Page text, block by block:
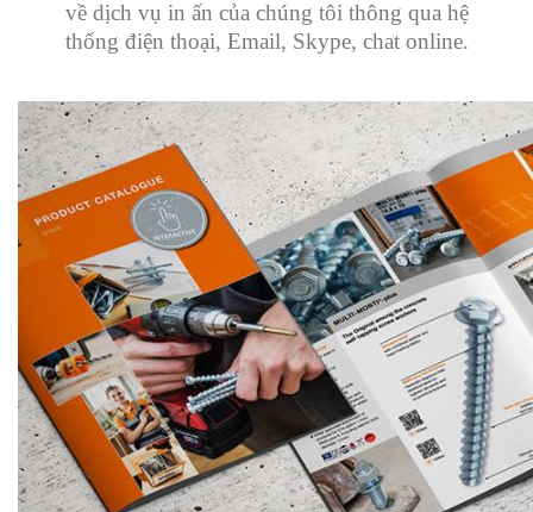
về dịch vụ in ấn của chúng tôi thông qua hệ
thống điện thoại, Email, Skype, chat online.